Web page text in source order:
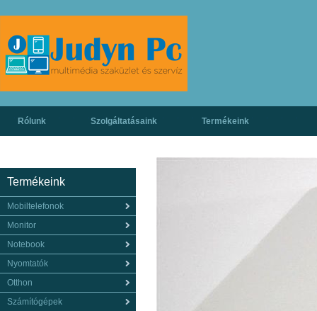
Rólunk Szolgáltatásaink Termékeink
Termékeink
Mobiltelefonok
Monitor
Notebook
Nyomtatók
Otthon
Számítógépek